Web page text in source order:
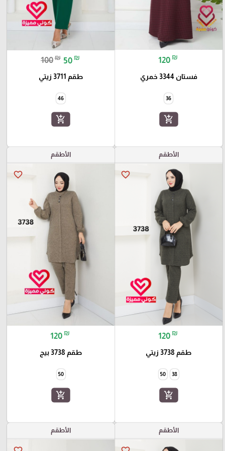
120 ₪
فستان 3344 خمري
36
add_shopping_cart
100₪ 50 ₪
طقم 3711 زيتي
46
add_shopping_cart
الأطقم
favorite_border
120 ₪
طقم 3738 زيتي
38
50
add_shopping_cart
الأطقم
favorite_border
120 ₪
طقم 3738 بيج
50
add_shopping_cart
الأطقم الأطقم